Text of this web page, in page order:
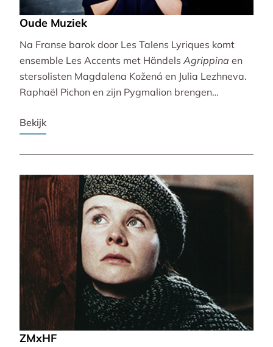
Oude Muziek
Na Franse barok door Les Talens Lyriques komt
ensemble Les Accents met Händels Agrippina en
stersolisten Magdalena Kožená en Julia Lezhneva.
Raphaël Pichon en zijn Pygmalion brengen
Bachvereniging en blokfluitiste Lucie Horsch spelen
Wantenaar, op historische instrumenten! De serie
Andrea Marcon.
Bekijk
ZMxHF